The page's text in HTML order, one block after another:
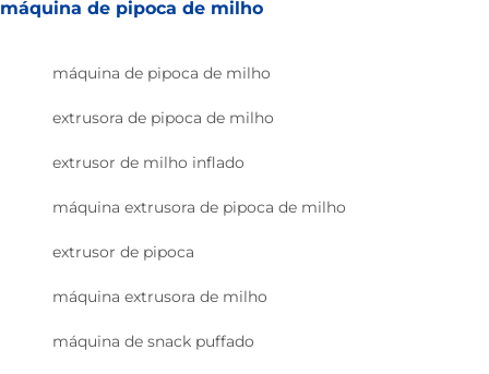
máquina de pipoca de milho
máquina de pipoca de milho
extrusora de pipoca de milho
extrusor de milho inflado
máquina extrusora de pipoca de milho
extrusor de pipoca
máquina extrusora de milho
máquina de snack puffado